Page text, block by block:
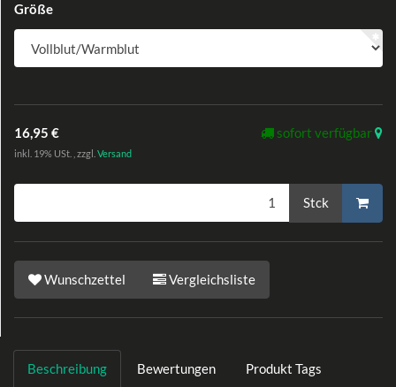
Größe
16,95 €
inkl. 19% USt. , zzgl. Versand
sofort verfügbar
Stck
Wunschzettel Vergleichsliste
Beschreibung Bewertungen Produkt Tags